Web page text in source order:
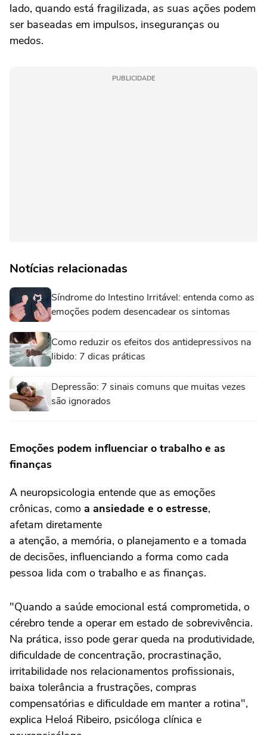
lado, quando está fragilizada, as suas ações podem
ser baseadas em impulsos, inseguranças ou
medos.
PUBLICIDADE
Notícias relacionadas
Síndrome do Intestino Irritável: entenda como as
emoções podem desencadear os sintomas
Como reduzir os efeitos dos antidepressivos na
libido: 7 dicas práticas
Depressão: 7 sinais comuns que muitas vezes
são ignorados
Emoções podem influenciar o trabalho e as
finanças
A neuropsicologia entende que as emoções
crônicas, como a ansiedade e o estresse,
afetam diretamente
a atenção, a memória, o planejamento e a tomada
de decisões, influenciando a forma como cada
pessoa lida com o trabalho e as finanças.
"Quando a saúde emocional está comprometida, o
cérebro tende a operar em estado de sobrevivência.
Na prática, isso pode gerar queda na produtividade,
dificuldade de concentração, procrastinação,
irritabilidade nos relacionamentos profissionais,
baixa tolerância a frustrações, compras
compensatórias e dificuldade em manter a rotina",
explica Heloá Ribeiro, psicóloga clínica e